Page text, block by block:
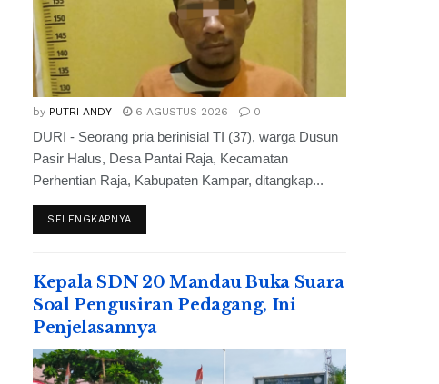
by PUTRI ANDY 6 AGUSTUS 2026 0
DURI - Seorang pria berinisial TI (37), warga Dusun
Pasir Halus, Desa Pantai Raja, Kecamatan
Perhentian Raja, Kabupaten Kampar, ditangkap...
SELENGKAPNYA
Kepala SDN 20 Mandau Buka Suara
Soal Pengusiran Pedagang, Ini
Penjelasannya